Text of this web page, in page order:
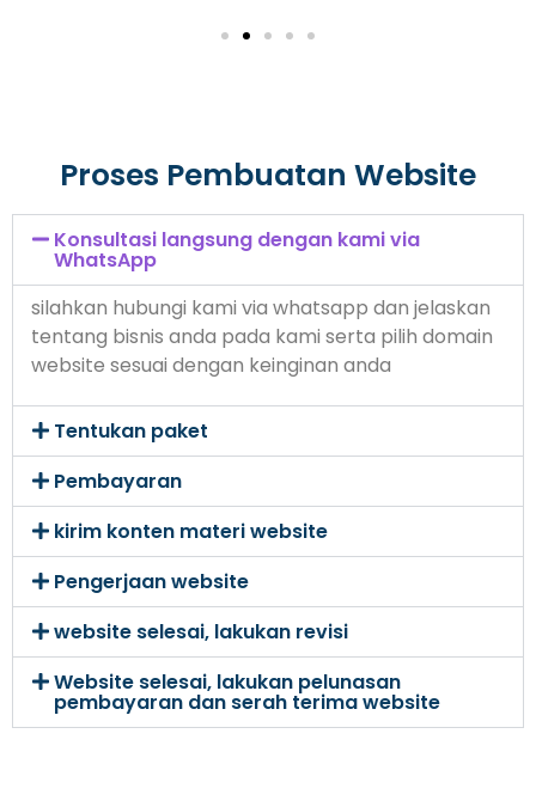
Proses Pembuatan Website
Konsultasi langsung dengan kami via
WhatsApp
silahkan hubungi kami via whatsapp dan jelaskan
tentang bisnis anda pada kami serta pilih domain
website sesuai dengan keinginan anda
Tentukan paket
Pembayaran
kirim konten materi website
Pengerjaan website
website selesai, lakukan revisi
Website selesai, lakukan pelunasan
pembayaran dan serah terima website